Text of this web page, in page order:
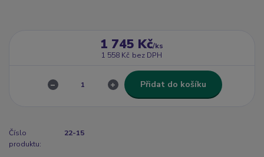
1 745 Kč/ks
1 558 Kč bez DPH
Přidat do košíku
Číslo
produktu:
22-15